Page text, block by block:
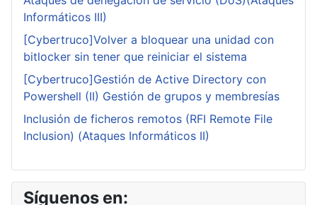
Informáticos III)
[Cybertruco]Volver a bloquear una unidad con
bitlocker sin tener que reiniciar el sistema
[Cybertruco]Gestión de Active Directory con
Powershell (II) Gestión de grupos y membresías
Inclusión de ficheros remotos (RFI Remote File
Inclusion) (Ataques Informáticos II)
Síguenos en: